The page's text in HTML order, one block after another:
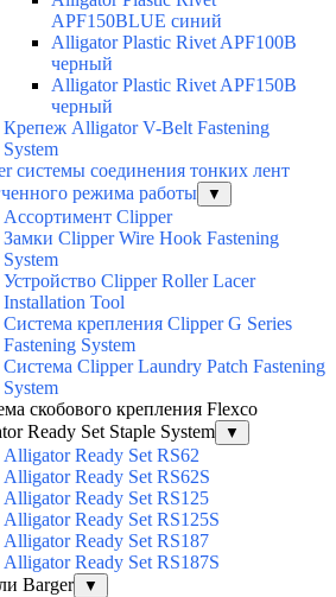
APF150BLUE синий
Alligator Plastic Rivet APF100B
черный
Alligator Plastic Rivet APF150B
черный
Крепеж Alligator V-Belt Fastening
System
системы соединения тонких лент
режима работы
▼
Ассортимент Clipper
Замки Clipper Wire Hook Fastening
System
Устройство Clipper Roller Lacer
Installation Tool
Система крепления Clipper G Series
Fastening System
Система Clipper Laundry Patch Fastening
System
скобового крепления Flexco
Ready Set Staple System
▼
Alligator Ready Set RS62
Alligator Ready Set RS62S
Alligator Ready Set RS125
Alligator Ready Set RS125S
Alligator Ready Set RS187
Alligator Ready Set RS187S
Barger
▼